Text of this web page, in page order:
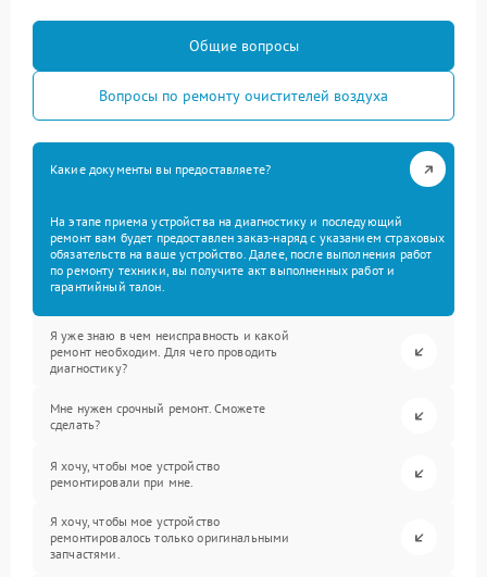
Общие вопросы
Вопросы по ремонту очистителей воздуха
Какие документы вы предоставляете?
На этапе приема устройства на диагностику и последующий
ремонт вам будет предоставлен заказ-наряд с указанием страховых
обязательств на ваше устройство. Далее, после выполнения работ
по ремонту техники, вы получите акт выполненных работ и
гарантийный талон.
Я уже знаю в чем неисправность и какой
ремонт необходим. Для чего проводить
диагностику?
Мне нужен срочный ремонт. Сможете
сделать?
Я хочу, чтобы мое устройство
ремонтировали при мне.
Я хочу, чтобы мое устройство
ремонтировалось только оригинальными
запчастями.